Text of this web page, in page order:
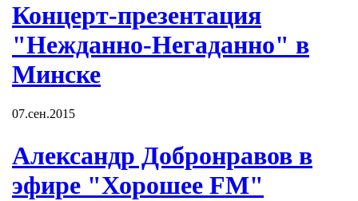
Концерт-презентация
"Нежданно-Негаданно" в
Минске
07.сен.2015
Александр Добронравов в
эфире "Хорошее FM"